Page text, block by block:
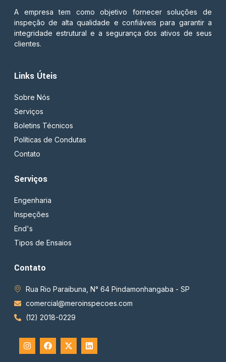
A empresa tem como objetivo fornecer soluções de
inspeção de alta qualidade e confiáveis para garantir a
integridade estrutural e a segurança dos ativos de seus
clientes.
Links Úteis
Sobre Nós
Serviços
Boletins Técnicos
Políticas de Condutas
Contato
Serviços
Engenharia
Inspeções
End's
Tipos de Ensaios
Contato
Rua Rio Paraibuna, N° 64 Pindamonhangaba - SP
comercial@meroinspecoes.com
(12) 2018-0229